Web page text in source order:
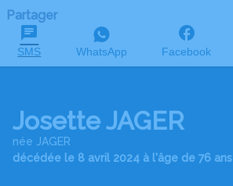
Partager
SMS WhatsApp Facebook
Josette JAGER
née JAGER
décédée le 8 avril 2024 à l'âge de 76 ans